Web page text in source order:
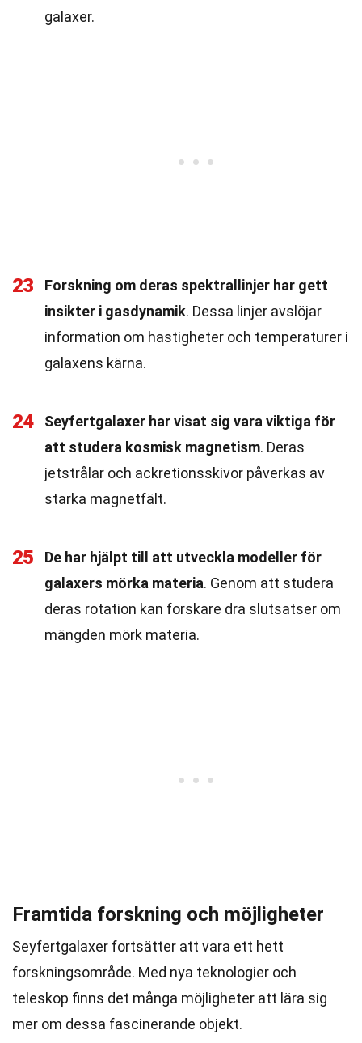
galaxer.
23
Forskning om deras spektrallinjer har gett
insikter i gasdynamik. Dessa linjer avslöjar
information om hastigheter och temperaturer i
galaxens kärna.
24
Seyfertgalaxer har visat sig vara viktiga för
att studera kosmisk magnetism. Deras
jetstrålar och ackretionsskivor påverkas av
starka magnetfält.
25
De har hjälpt till att utveckla modeller för
galaxers mörka materia. Genom att studera
deras rotation kan forskare dra slutsatser om
mängden mörk materia.
Framtida forskning och möjligheter
Seyfertgalaxer fortsätter att vara ett hett
forskningsområde. Med nya teknologier och
teleskop finns det många möjligheter att lära sig
mer om dessa fascinerande objekt.